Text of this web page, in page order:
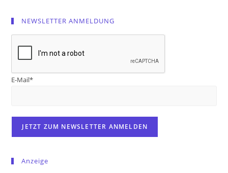
NEWSLETTER ANMELDUNG
E-Mail*
Anzeige